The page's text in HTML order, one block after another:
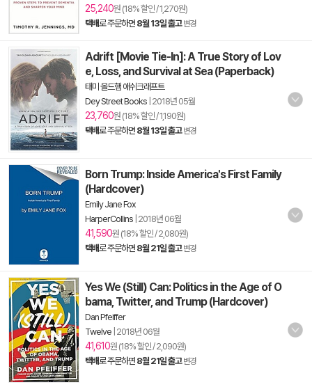
25,240원 (18% 할인 / 1,270원)
택배로 주문하면 8월 13일 출고 변경
Adrift [Movie Tie-In]: A True Story of Lov
e, Loss, and Survival at Sea (Paperback)
태미 올드햄 애쉬크래프트
Dey Street Books 2018년 05월
23,760원 (18% 할인 / 1,190원)
택배로 주문하면 8월 13일 출고 변경
Born Trump: Inside America's First Family
(Hardcover)
Emily Jane Fox
HarperCollins 2018년 06월
41,590원 (18% 할인 / 2,080원)
택배로 주문하면 8월 21일 출고 변경
Yes We (Still) Can: Politics in the Age of O
bama, Twitter, and Trump (Hardcover)
Dan Pfeiffer
Twelve 2018년 06월
41,610원 (18% 할인 / 2,090원)
택배로 주문하면 8월 21일 출고 변경